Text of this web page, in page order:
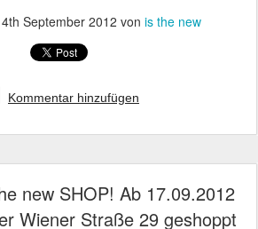
September 2012 von is the new
Kommentar hinzufügen
new SHOP! Ab 17.09.2012
Wiener Straße 29 geshoppt